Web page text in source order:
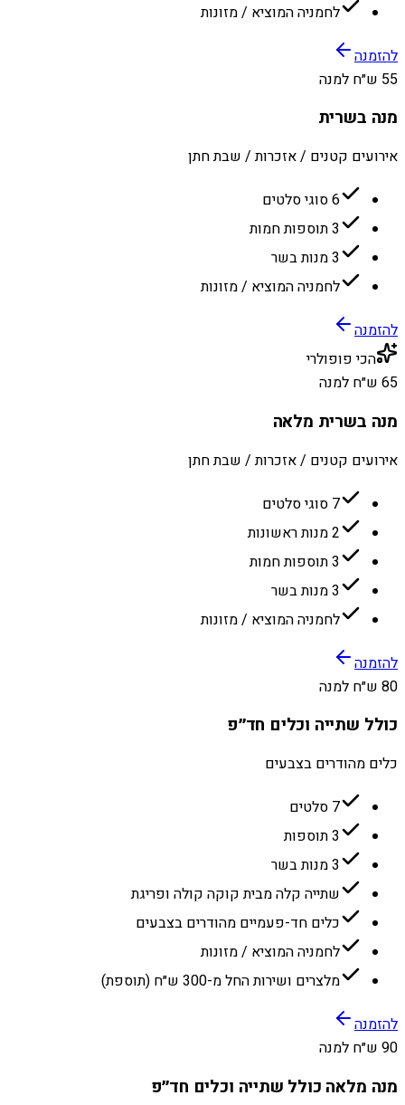
לחמניה המוציא / מזונות
להזמנה
55 ש״ח למנה
מנה בשרית
אירועים קטנים / אזכרות / שבת חתן
6 סוגי סלטים
3 תוספות חמות
3 מנות בשר
לחמניה המוציא / מזונות
להזמנה
הכי פופולרי
65 ש״ח למנה
מנה בשרית מלאה
אירועים קטנים / אזכרות / שבת חתן
7 סוגי סלטים
2 מנות ראשונות
3 תוספות חמות
3 מנות בשר
לחמניה המוציא / מזונות
להזמנה
80 ש״ח למנה
כולל שתייה וכלים חד״פ
כלים מהודרים בצבעים
7 סלטים
3 תוספות
3 מנות בשר
שתייה קלה מבית קוקה קולה ופריגת
כלים חד-פעמיים מהודרים בצבעים
לחמניה המוציא / מזונות
מלצרים ושירות החל מ-300 ש״ח (תוספת)
להזמנה
90 ש״ח למנה
מנה מלאה כולל שתייה וכלים חד״פ